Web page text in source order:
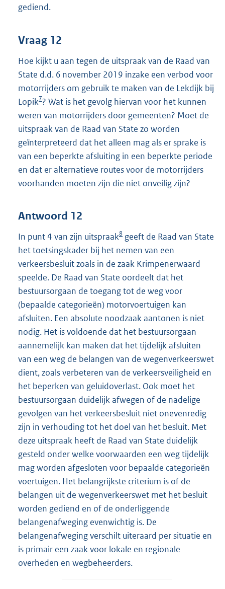
gediend.
Vraag 12
Hoe kijkt u aan tegen de uitspraak van de Raad van
State d.d. 6 november 2019 inzake een verbod voor
motorrijders om gebruik te maken van de Lekdijk bij
Lopik7? Wat is het gevolg hiervan voor het kunnen
weren van motorrijders door gemeenten? Moet de
uitspraak van de Raad van State zo worden
geïnterpreteerd dat het alleen mag als er sprake is
van een beperkte afsluiting in een beperkte periode
en dat er alternatieve routes voor de motorrijders
voorhanden moeten zijn die niet onveilig zijn?
Antwoord 12
In punt 4 van zijn uitspraak8 geeft de Raad van State
het toetsingskader bij het nemen van een
verkeersbesluit zoals in de zaak Krimpenerwaard
speelde. De Raad van State oordeelt dat het
bestuursorgaan de toegang tot de weg voor
(bepaalde categorieën) motorvoertuigen kan
afsluiten. Een absolute noodzaak aantonen is niet
nodig. Het is voldoende dat het bestuursorgaan
aannemelijk kan maken dat het tijdelijk afsluiten
van een weg de belangen van de wegenverkeerswet
dient, zoals verbeteren van de verkeersveiligheid en
het beperken van geluidoverlast. Ook moet het
bestuursorgaan duidelijk afwegen of de nadelige
gevolgen van het verkeersbesluit niet onevenredig
zijn in verhouding tot het doel van het besluit. Met
deze uitspraak heeft de Raad van State duidelijk
gesteld onder welke voorwaarden een weg tijdelijk
mag worden afgesloten voor bepaalde categorieën
voertuigen. Het belangrijkste criterium is of de
belangen uit de wegenverkeerswet met het besluit
worden gediend en of de onderliggende
belangenafweging evenwichtig is. De
belangenafweging verschilt uiteraard per situatie en
is primair een zaak voor lokale en regionale
overheden en wegbeheerders.